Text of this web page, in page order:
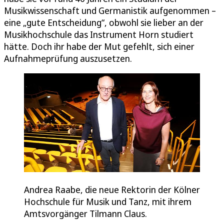
Musikwissenschaft und Germanistik aufgenommen –
eine „gute Entscheidung“, obwohl sie lieber an der
Musikhochschule das Instrument Horn studiert
hätte. Doch ihr habe der Mut gefehlt, sich einer
Aufnahmeprüfung auszusetzen.
Andrea Raabe, die neue Rektorin der Kölner
Hochschule für Musik und Tanz, mit ihrem
Amtsvorgänger Tilmann Claus.